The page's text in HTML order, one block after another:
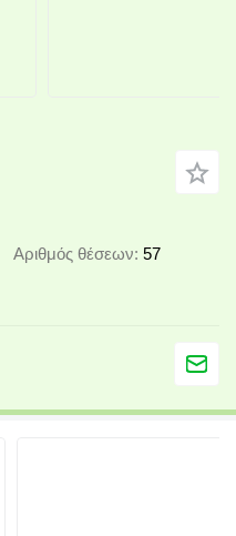
Αριθμός θέσεων 57